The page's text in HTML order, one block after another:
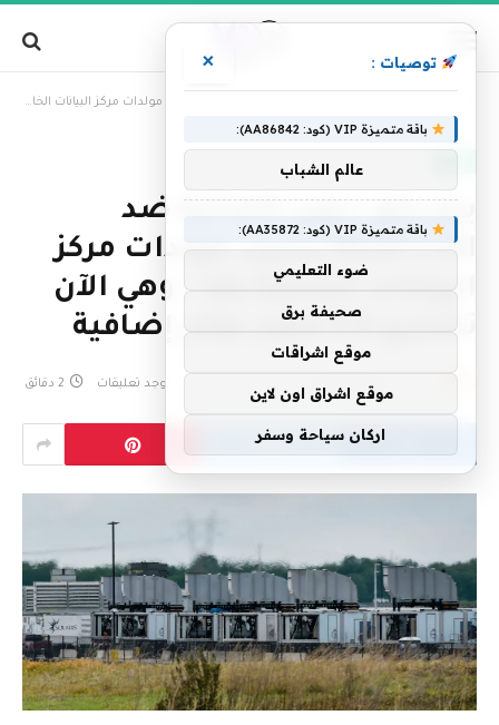
يتم رفع دعوى قضائية ضد
Musk’s xAI بسبب مولدات مركز
البيانات الخاصة بها – وهي الآن
تشتري 2.8 مليار دولار إضافية
فريق التحرير لا توجد تعليقات 2 دقائق
توصيات : ×
باقة متميزة VIP (كود: AA86842):
عالم الشباب
باقة متميزة VIP (كود: AA35872):
ضوء التعليمي
صحيفة برق
موقع اشراقات
موقع اشراق اون لاين
اركان سياحة وسفر